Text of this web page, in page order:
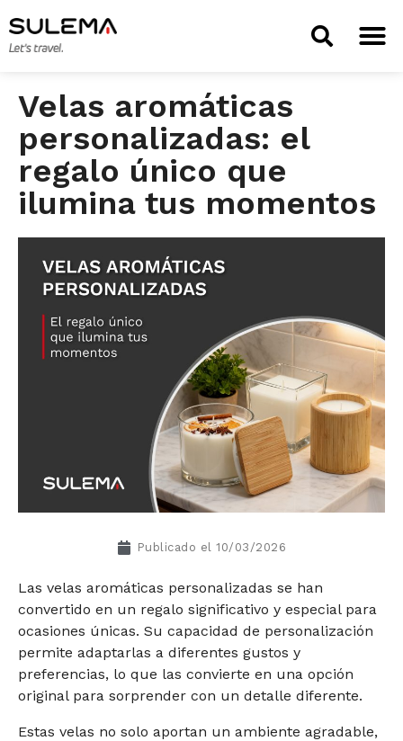
Velas aromáticas
personalizadas: el
regalo único que
ilumina tus momentos
Publicado el 10/03/2026
Las velas aromáticas personalizadas se han
convertido en un regalo significativo y especial para
ocasiones únicas. Su capacidad de personalización
permite adaptarlas a diferentes gustos y
preferencias, lo que las convierte en una opción
original para sorprender con un detalle diferente.
Estas velas no solo aportan un ambiente agradable,